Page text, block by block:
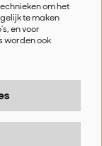
om het
te maken
en voor
worden ook